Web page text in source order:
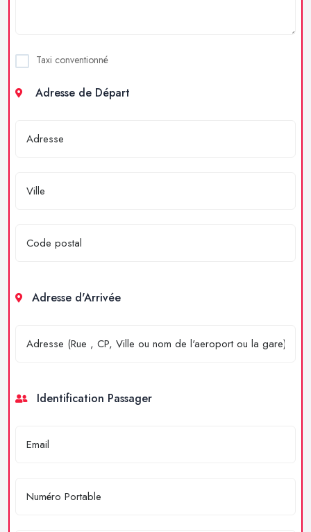
Taxi conventionné
Adresse de Départ
Adresse d'Arrivée
Identification Passager